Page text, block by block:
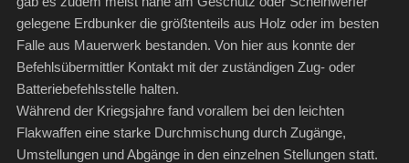
gelegene Erdbunker die größtenteils aus Holz oder im besten
Falle aus Mauerwerk bestanden. Von hier aus konnte der
Befehlsübermittler Kontakt mit der zuständigen Zug- oder
Batteriebefehlsstelle halten.
Während der Kriegsjahre fand vorallem bei den leichten
Flakwaffen eine starke Durchmischung durch Zugänge,
Umstellungen und Abgänge in den einzelnen Stellungen statt.